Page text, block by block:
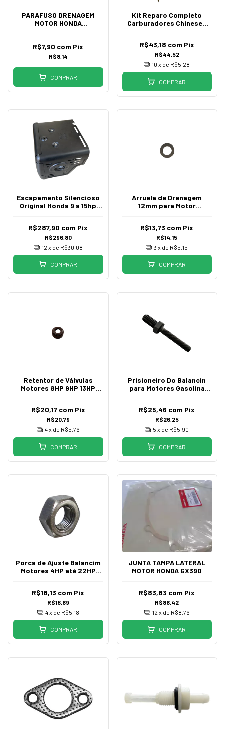
PARAFUSO DRENAGEM
MOTOR HONDA
R$8,14
R$7,90 com Pix
COMPRAR
Kit Reparo Completo
Carburadores Chineses
R$44,52
R$43,18 com Pix
10 x de R$5,28
COMPRAR
Escapamento Silencioso
Original Honda 9 a 15hp
R$296,80
R$287,90 com Pix
12 x de R$30,08
COMPRAR
Arruela de Drenagem
12mm para Motor
R$14,15
R$13,73 com Pix
3 x de R$5,15
COMPRAR
Retentor de Válvulas
Motores 8HP 9HP 13HP
R$20,79
R$20,17 com Pix
4x de R$5,76
COMPRAR
Prisioneiro Do Balancin
para Motores Gasolina
R$26,25
R$25,46 com Pix
5 x de R$5,90
COMPRAR
Porca de Ajuste Balancim
Motores 4HP até 22HP
R$18,69
R$18,13 com Pix
4x de R$5,18
COMPRAR
JUNTA TAMPA LATERAL
MOTOR HONDA GX390
R$86,42
R$83,83 com Pix
12 x de R$8,76
COMPRAR